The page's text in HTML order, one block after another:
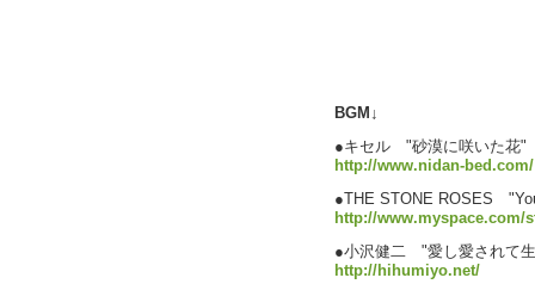
BGM↓
●キセル "砂漠に咲いた花"
http://www.nidan-bed.com/
●THE STONE ROSES
http://www.myspace.com/
●小沢健二 "愛し愛されて
http://hihumiyo.net/